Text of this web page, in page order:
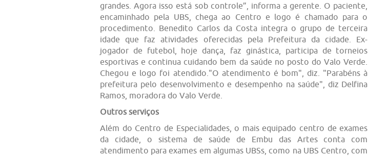
grandes. Agora isso está sob controle”, informa a gerente. O paciente,
encaminhado pela UBS, chega ao Centro e logo é chamado para o
procedimento. Benedito Carlos da Costa integra o grupo de terceira
idade que faz atividades oferecidas pela Prefeitura da cidade. Ex-
jogador de futebol, hoje dança, faz ginástica, participa de torneios
esportivas e continua cuidando bem da saúde no posto do Valo Verde.
Chegou e logo foi atendido."O atendimento é bom", diz. "Parabéns à
prefeitura pelo desenvolvimento e desempenho na saúde", diz Delfina
Ramos, moradora do Valo Verde.
Outros serviços
Além do Centro de Especialidades, o mais equipado centro de exames
da cidade, o sistema de saúde de Embu das Artes conta com
atendimento para exames em algumas UBSs, como na UBS Centro, com